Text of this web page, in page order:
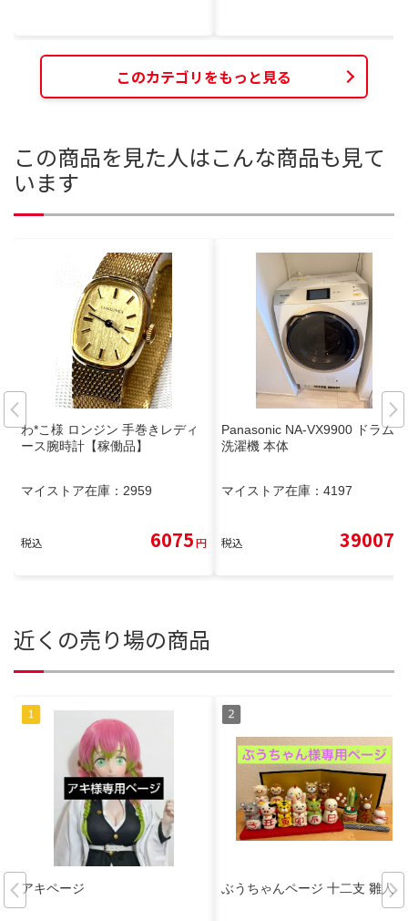
このカテゴリをもっと見る
この商品を見た人はこんな商品も見て
います
わ*こ様 ロンジン 手巻きレディ
ース腕時計【稼働品】
マイストア在庫： 2959
税込 6075円
Panasonic NA-VX9900 ドラム式
洗濯機 本体
マイストア在庫： 4197
税込 39007
近くの売り場の商品
アキページ ぶうちゃんページ 十二支 雛人形